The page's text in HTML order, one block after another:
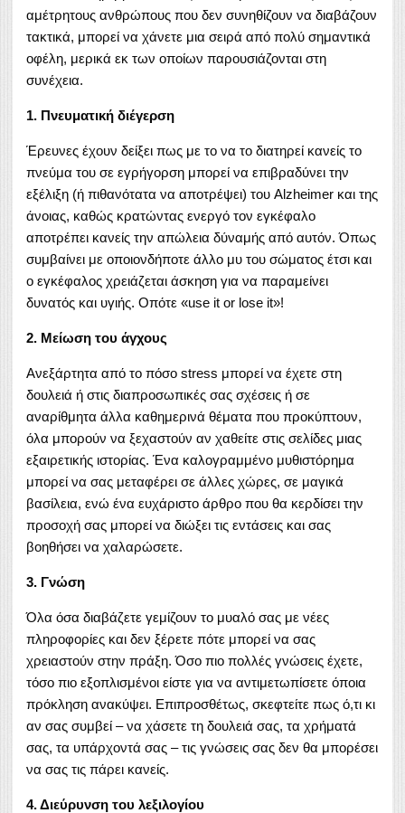
αμέτρητους ανθρώπους που δεν συνηθίζουν να διαβάζουν
τακτικά, μπορεί να χάνετε μια σειρά από πολύ σημαντικά
οφέλη, μερικά εκ των οποίων παρουσιάζονται στη
συνέχεια.
1. Πνευματική διέγερση
Έρευνες έχουν δείξει πως με το να το διατηρεί κανείς το
πνεύμα του σε εγρήγορση μπορεί να επιβραδύνει την
εξέλιξη (ή πιθανότατα να αποτρέψει) του Alzheimer και της
άνοιας, καθώς κρατώντας ενεργό τον εγκέφαλο
αποτρέπει κανείς την απώλεια δύναμής από αυτόν. Όπως
συμβαίνει με οποιονδήποτε άλλο μυ του σώματος έτσι και
ο εγκέφαλος χρειάζεται άσκηση για να παραμείνει
δυνατός και υγιής. Οπότε «use it or lose it»!
2. Μείωση του άγχους
Ανεξάρτητα από το πόσο stress μπορεί να έχετε στη
δουλειά ή στις διαπροσωπικές σας σχέσεις ή σε
αναρίθμητα άλλα καθημερινά θέματα που προκύπτουν,
όλα μπορούν να ξεχαστούν αν χαθείτε στις σελίδες μιας
εξαιρετικής ιστορίας. Ένα καλογραμμένο μυθιστόρημα
μπορεί να σας μεταφέρει σε άλλες χώρες, σε μαγικά
βασίλεια, ενώ ένα ευχάριστο άρθρο που θα κερδίσει την
προσοχή σας μπορεί να διώξει τις εντάσεις και σας
βοηθήσει να χαλαρώσετε.
3. Γνώση
Όλα όσα διαβάζετε γεμίζουν το μυαλό σας με νέες
πληροφορίες και δεν ξέρετε πότε μπορεί να σας
χρειαστούν στην πράξη. Όσο πιο πολλές γνώσεις έχετε,
τόσο πιο εξοπλισμένοι είστε για να αντιμετωπίσετε όποια
πρόκληση ανακύψει. Επιπροσθέτως, σκεφτείτε πως ό,τι κι
αν σας συμβεί – να χάσετε τη δουλειά σας, τα χρήματά
σας, τα υπάρχοντά σας – τις γνώσεις σας δεν θα μπορέσει
να σας τις πάρει κανείς.
4. Διεύρυνση του λεξιλογίου